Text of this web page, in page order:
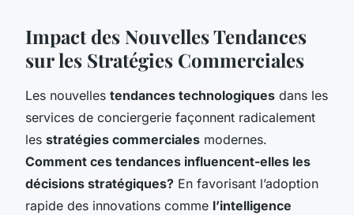
Impact des Nouvelles Tendances
sur les Stratégies Commerciales
Les nouvelles tendances technologiques dans les
services de conciergerie façonnent radicalement
les stratégies commerciales modernes.
Comment ces tendances influencent-elles les
décisions stratégiques? En favorisant l’adoption
rapide des innovations comme l’intelligence